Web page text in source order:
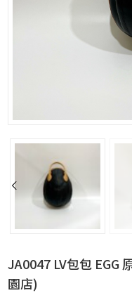
JA0047 LV包包 EGG
園店)